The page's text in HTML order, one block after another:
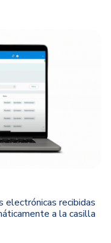
electrónicas recibidas
a la casilla